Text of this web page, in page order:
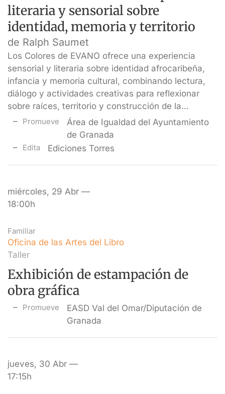
literaria y sensorial sobre
identidad, memoria y territorio
de Ralph Saumet
Los Colores de EVANO ofrece una experiencia
sensorial y literaria sobre identidad afrocaribeña,
infancia y memoria cultural, combinando lectura,
diálogo y actividades creativas para reflexionar
sobre raíces, territorio y construcción de la…
Promueve
Área de Igualdad del Ayuntamiento
de Granada
Edita Ediciones Torres
miércoles, 29 Abr —
18:00h
Familiar
Oficina de las Artes del Libro
Taller
Exhibición de estampación de
obra gráfica
Promueve
EASD Val del Omar/Diputación de
Granada
jueves, 30 Abr —
17:15h